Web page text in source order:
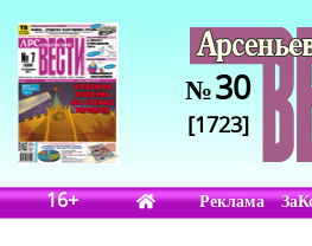
№30
[1723]
16+ Реклама